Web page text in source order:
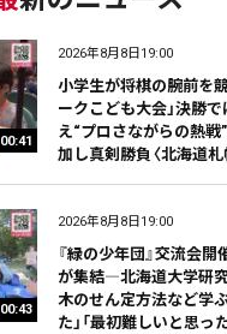
00:41
2026年8月8日19:00
小学生が将棋の腕前を
ークこども大会」決勝
え“プロさながらの熱戦
加し真剣勝負〈北海道札
00:43
2026年8月8日19:00
『緑の少年団』交流会開
が集結―北海道大学研
木のせん定方法など学
た」「最初難しいと思っ